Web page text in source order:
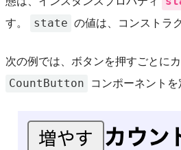
す。
state の値は、コンストラ
次の例では、ボタンを押すごとに
CountButton コンポーネントを